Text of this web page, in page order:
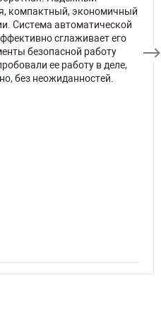
компактный, экономичный
Система автоматической
сглаживает его
безопасной работу
ее работу в деле,
без неожиданностей.